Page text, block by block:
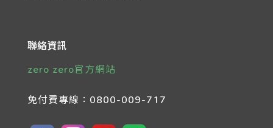
聯絡資訊
zero zero官方網站
免付費專線： 0800-009-717